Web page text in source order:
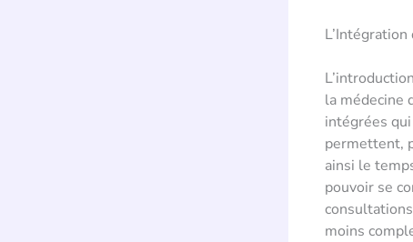
la médecine
intégrées
permettent,
ainsi le
pouvoir se
moins